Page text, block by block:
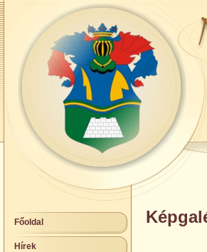
Főoldal
Hírek